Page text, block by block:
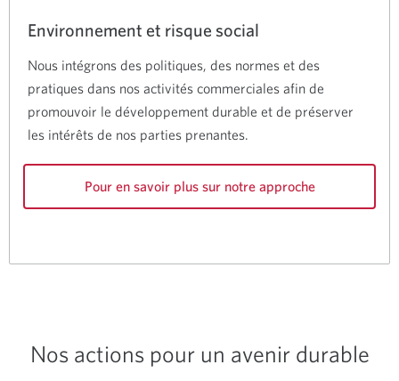
Environnement et risque social
Nous intégrons des politiques, des normes et des
pratiques dans nos activités commerciales afin de
promouvoir le développement durable et de préserver
les intérêts de nos parties prenantes.
Pour en savoir plus sur notre approche
Nos actions pour un avenir durable